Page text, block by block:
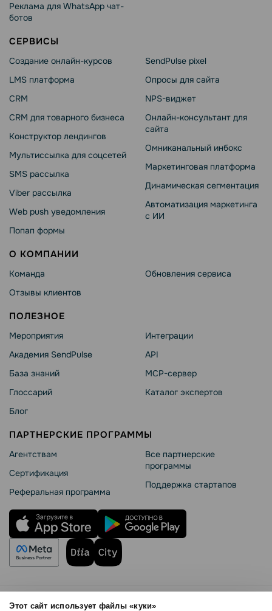
Этот сайт использует файлы «куки»
Реклама для WhatsApp чат-
ботов
СЕРВИСЫ
Создание онлайн-курсов
LMS платформа
CRM
CRM для товарного бизнеса
Конструктор лендингов
Мультиссылка для соцсетей
SMS рассылка
Viber рассылка
Web push уведомления
Попап формы
SendPulse pixel
Опросы для сайта
NPS-виджет
Онлайн-консультант для
сайта
Омниканальный инбокс
Маркетинговая платформа
Динамическая сегментация
Автоматизация маркетинга
с ИИ
О КОМПАНИИ
Команда
Отзывы клиентов
Обновления сервиса
ПОЛЕЗНОЕ
Мероприятия
Академия SendPulse
База знаний
Глоссарий
Блог
Интеграции
API
MCP-сервер
Каталог экспертов
ПАРТНЕРСКИЕ ПРОГРАММЫ
Агентствам
Сертификация
Реферальная программа
Все партнерские
программы
Поддержка стартапов
Правила использования